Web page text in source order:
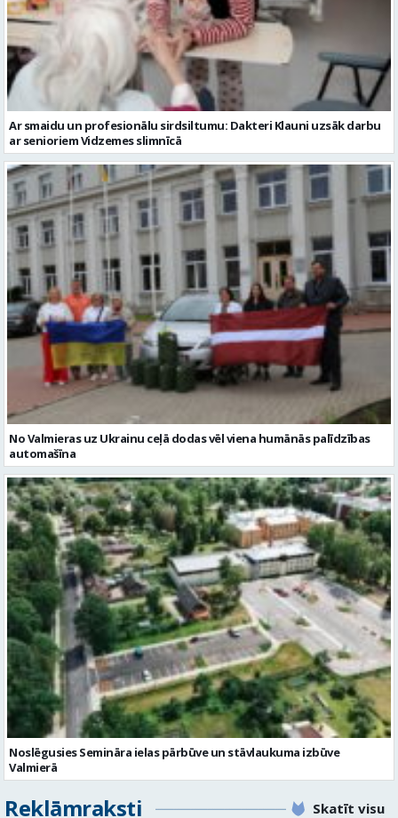
Ar smaidu un profesionālu sirdsiltumu: Dakteri Klauni uzsāk darbu
ar senioriem Vidzemes slimnīcā
No Valmieras uz Ukrainu ceļā dodas vēl viena humānās palīdzības
automašīna
Noslēgusies Semināra ielas pārbūve un stāvlaukuma izbūve
Valmierā
Reklāmraksti Skatīt visu